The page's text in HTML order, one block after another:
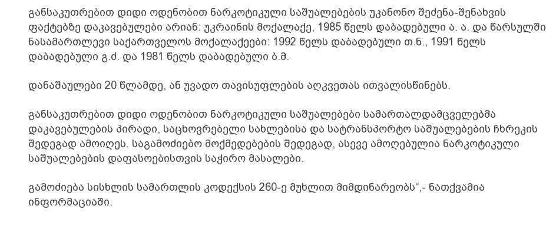
განსაკუთრებით დიდი ოდენობით ნარკოტიკული საშუალებების უკანონო შეძენა-შენახვის
ფაქტებზე დაკავებულები არიან: უკრაინის მოქალაქე, 1985 წელს დაბადებული ა. ა. და წარსულში
ნასამართლევი საქართველოს მოქალაქეები: 1992 წელს დაბადებული თ.ნ., 1991 წელს
დაბადებული გ.ძ. და 1981 წელს დაბადებული ბ.მ.
დანაშაულები 20 წლამდე, ან უვადო თავისუფლების აღკვეთას ითვალისწინებს.
განსაკუთრებით დიდი ოდენობით ნარკოტიკული საშუალებები სამართალდამცველებმა
დაკავებულების პირადი, საცხოვრებელი სახლებისა და სატრანსპორტო საშუალებების ჩხრეკის
შედეგად ამოიღეს. საგამოძიებო მოქმედებების შედეგად, ასევე ამოღებულია ნარკოტიკული
საშუალებების დაფასოებისთვის საჭირო მასალები.
გამოძიება სისხლის სამართლის კოდექსის 260-ე მუხლით მიმდინარეობს“,- ნათქვამია
ინფორმაციაში.